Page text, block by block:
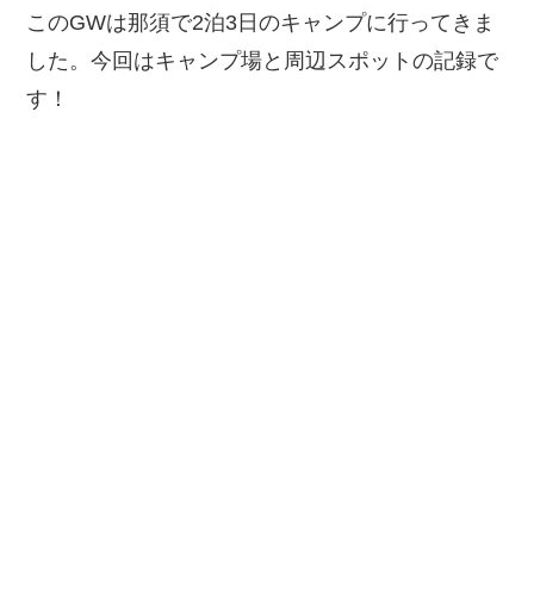
このGWは那須で2泊3日のキャンプに行ってきま
した。今回はキャンプ場と周辺スポットの記録で
す！